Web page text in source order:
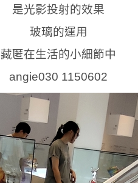
是光影投射的效果
玻璃的運用
藏匿在生活的小細節中
angie030 1150602